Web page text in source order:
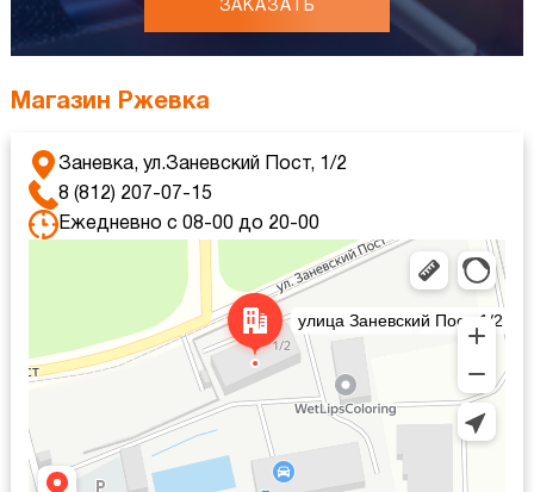
ЗАКАЗАТЬ
Магазин Ржевка
Заневка, ул.Заневский Пост, 1/2
8 (812) 207-07-15
Ежедневно с 08-00 до 20-00
Яндекс Карты — транспорт, навигация, поиск мест